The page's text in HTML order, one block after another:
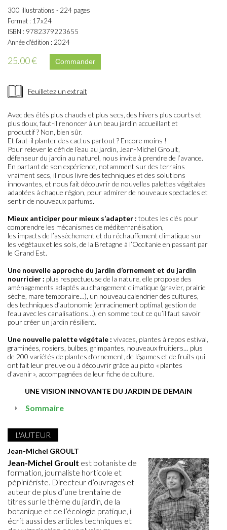
300 illustrations - 224 pages
Format : 17x24
ISBN : 9782379223655
Année d'édition : 2024
25.00 €
Feuilletez un extrait
Avec des étés plus chauds et plus secs, des hivers plus courts et
plus doux, faut-il renoncer à un beau jardin accueillant et
productif ? Non, bien sûr.
Et faut-il planter des cactus partout ? Encore moins !
Pour relever le défi de l’eau au jardin, Jean-Michel Groult,
défenseur du jardin au naturel, nous invite à prendre de l’avance.
En partant de son expérience, notamment sur des terrains
vraiment secs, il nous livre des techniques et des solutions
innovantes, et nous fait découvrir de nouvelles palettes végétales
adaptées à chaque région, pour admirer de nouveaux spectacles et
sentir de nouveaux parfums.
Mieux anticiper pour mieux s’adapter : toutes les clés pour
comprendre les mécanismes de méditerranéisation,
les impacts de l’assèchement et du réchauffement climatique sur
les végétaux et les sols, de la Bretagne à l’Occitanie en passant par
le Grand Est.
Une nouvelle approche du jardin d’ornement et du jardin
nourricier : plus respectueuse de la nature, elle propose des
aménagements adaptés au changement climatique (gravier, prairie
sèche, mare temporaire…), un nouveau calendrier des cultures,
des techniques d’autonomie (enracinement optimal, gestion de
l’eau avec les canalisations…), en somme tout ce qu’il faut savoir
pour créer un jardin résilient.
Une nouvelle palette végétale : vivaces, plantes à repos estival,
graminées, rosiers, bulbes, grimpantes, nouveaux fruitiers… plus
de 200 variétés de plantes d’ornement, de légumes et de fruits qui
ont fait leur preuve ou à découvrir grâce au picto « plantes
d’avenir », accompagnées de leur fiche de culture.
UNE VISION INNOVANTE DU JARDIN DE DEMAIN
Sommaire
L'AUTEUR
Jean-Michel GROULT
Jean-Michel Groult est botaniste de
formation, journaliste horticole et
pépiniériste. Directeur d’ouvrages et
auteur de plus d’une trentaine de
titres sur le thème du jardin, de la
botanique et de l’écologie pratique, il
écrit aussi des articles techniques et